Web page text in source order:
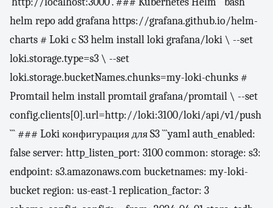
helm repo add grafana https://grafana.github.io/helm-
charts # Loki с S3 helm install loki grafana/loki \ --set
loki.storage.type=s3 \ --set
loki.storage.bucketNames.chunks=my-loki-chunks #
Promtail helm install promtail grafana/promtail \ --set
config.clients[0].url=http://loki:3100/loki/api/v1/push
``` ### Loki конфигурация для S3 ```yaml auth_enabled:
false server: http_listen_port: 3100 common: storage: s3:
endpoint: s3.amazonaws.com bucketnames: my-loki-
bucket region: us-east-1 replication_factor: 3